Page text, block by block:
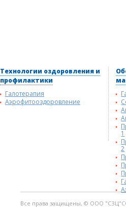
Технологии оздоровления и
профилактики
Галотерапия
Аэрофитооздоровление
1
2
Все права защищены, © ООО